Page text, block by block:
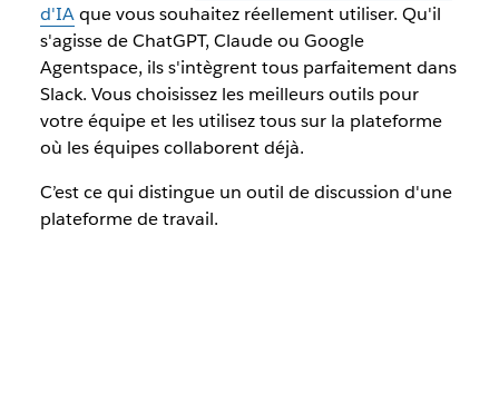
d'IAque vous souhaitez réellement utiliser. Qu'il
s'agisse de ChatGPT, Claude ou Google
Agentspace, ils s'intègrent tous parfaitement dans
Slack. Vous choisissez les meilleurs outils pour
votre équipe et les utilisez tous sur la plateforme
où les équipes collaborent déjà.
C’est ce qui distingue un outil de discussion d'une
plateforme de travail.